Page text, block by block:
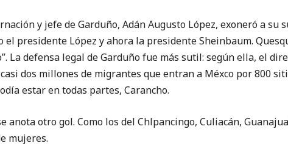
y jefe de Garduño, Adán Augusto López, exoneró a su
el presidente López y ahora la presidente Sheinbaum.
La defensa legal de Garduño fue más sutil: según ella, el
dos millones de migrantes que entran a Méxco por 800
estar en todas partes, Carancho.
anota otro gol. Como los del Chlpancingo, Culiacán,
mujeres.